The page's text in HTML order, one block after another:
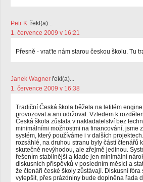
Petr K. řekl(a)...
1. července 2009 v 16:21
Přesně - vraťte nám starou českou školu. Tu
Janek Wagner řekl(a)...
1. července 2009 v 16:38
Tradiční Česká škola běžela na letitém
provozovat a ani udržovat. Vzledem k
Česká škola zůstala v nakladatelství bez
minimálními možnostmi na financování, jsme
systém, který používáme i v dalších
rozsáhlé, na druhou stranu byly částí čtenářů
skutečně nevýhodou, ale zřejmě jedinou.
řešením stabilnější a klade jen minimální
diskusních příspěvků v posledním měsíci a
že čtenáři české školy zůstávají. Diskusní fóra
vylepšit, přes prázdniny bude doplněna řada